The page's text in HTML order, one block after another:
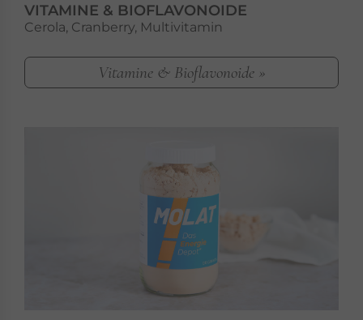
VITAMINE & BIOFLAVONOIDE
Cerola, Cranberry, Multivitamin
Vitamine & Bioflavonoide »